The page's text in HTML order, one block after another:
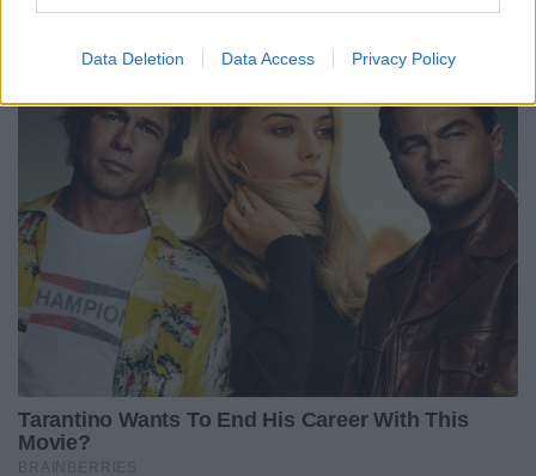
Data Deletion Data Access Privacy Policy